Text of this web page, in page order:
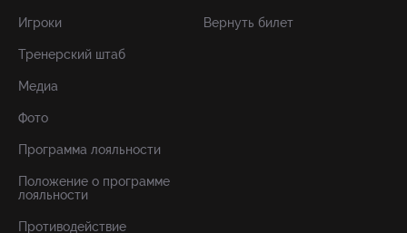
Игроки
Тренерский штаб
Медиа
Фото
Программа лояльности
Положение о программе
лояльности
Противодействие
Вернуть билет